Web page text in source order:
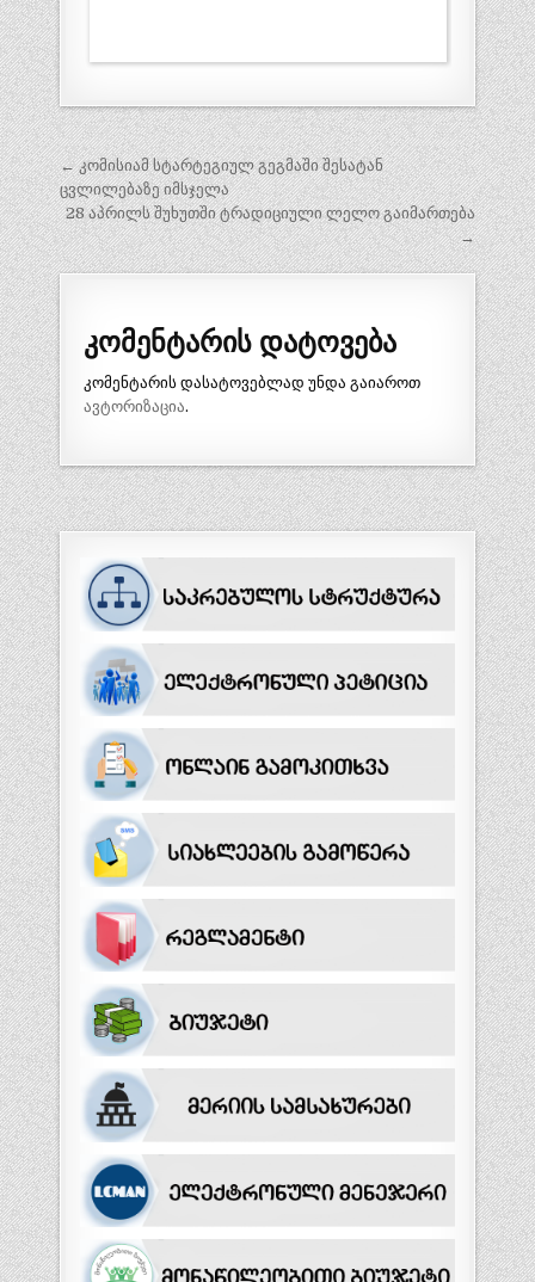
პოსტის
ნავიგაცია
← კომისიამ სტარტეგიულ გეგმაში შესატან
ცვლილებაზე იმსჯელა
28 აპრილს შუხუთში ტრადიციული ლელო გაიმართება
→
კომენტარის დატოვება
კომენტარის დასატოვებლად უნდა გაიაროთ
ავტორიზაცია.